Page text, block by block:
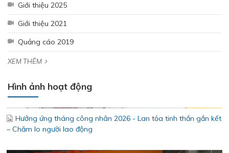
Giới thiệu 2025
Giới thiệu 2021
Quảng cáo 2019
XEM THÊM
Hình ảnh hoạt động
Hưởng ứng tháng công nhân 2026 - Lan tỏa tinh thần gắn kết
– Chăm lo người lao động